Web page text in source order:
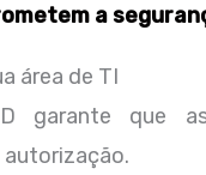
a
área de TI
garante que
autorização.